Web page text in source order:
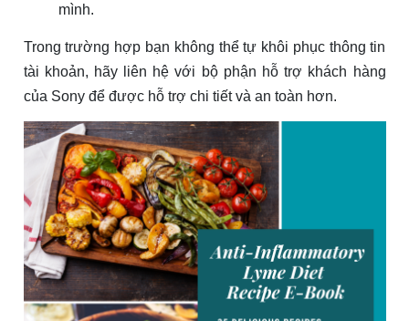
mình.
Trong trường hợp bạn không thể tự khôi phục thông tin
tài khoản, hãy liên hệ với bộ phận hỗ trợ khách hàng
của Sony để được hỗ trợ chi tiết và an toàn hơn.